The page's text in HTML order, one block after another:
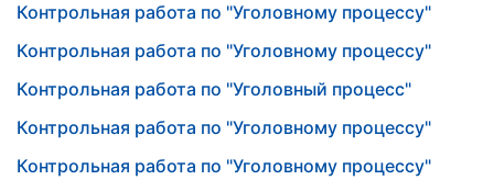
Контрольная работа по "Уголовному процессу"
Контрольная работа по "Уголовному процессу"
Контрольная работа по "Уголовный процесс"
Контрольная работа по "Уголовному процессу"
Контрольная работа по "Уголовному процессу"